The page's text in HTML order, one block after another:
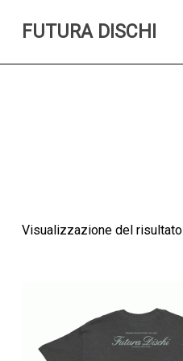
FUTURA DISCHI
Visualizzazione del risultato